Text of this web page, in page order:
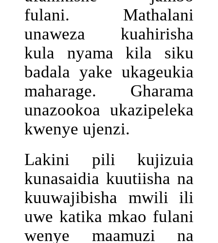
fulani. Mathalani
unaweza kuahirisha
kula nyama kila siku
badala yake ukageukia
maharage. Gharama
unazookoa ukazipeleka
kwenye ujenzi.
Lakini pili kujizuia
kunasaidia kuutiisha na
kuuwajibisha mwili ili
uwe katika mkao fulani
wenye maamuzi na